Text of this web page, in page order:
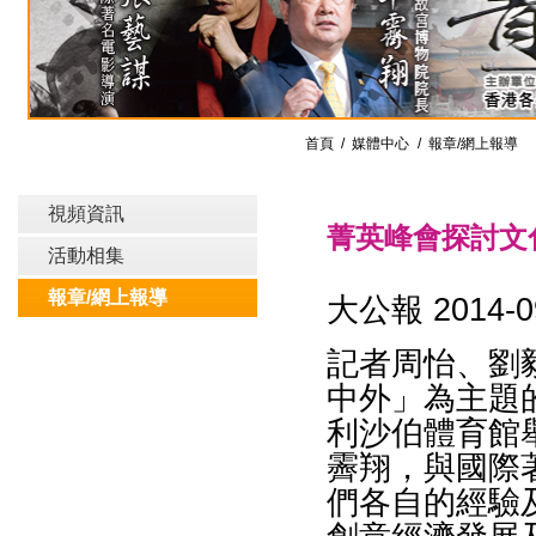
首頁 / 媒體中心 / 報章/網上報導
視頻資訊
活動相集
報章/網上報導
菁英峰會探討文
大公報 2014-
記者周怡、劉
中外」為主題
利沙伯體育館
霽翔，與國際
們各自的經驗